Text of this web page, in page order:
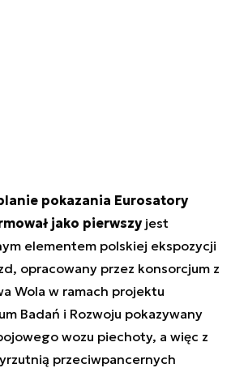
pokazania Eurosatory
jako pierwszyjest
elementem polskiej ekspozycji
opracowany przez konsorcjum z
Wola w ramach projektu
Badań i Rozwoju pokazywany
wozu piechoty, a więc z
przeciwpancernych